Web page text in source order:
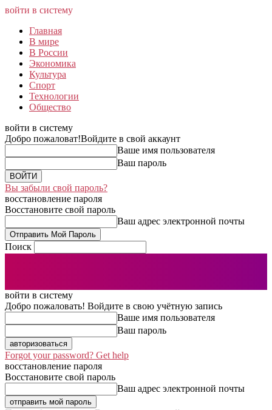
войти в систему
Главная
В мире
В России
Экономика
Культура
Спорт
Технологии
Общество
войти в систему
Добро пожаловат!Войдите в свой аккаунт
Ваше имя пользователя
Ваш пароль
Вы забыли свой пароль?
восстановление пароля
Восстановите свой пароль
Ваш адрес электронной почты
Поиск
войти в систему
Добро пожаловать! Войдите в свою учётную запись
Ваше имя пользователя
Ваш пароль
Forgot your password? Get help
восстановление пароля
Восстановите свой пароль
Ваш адрес электронной почты